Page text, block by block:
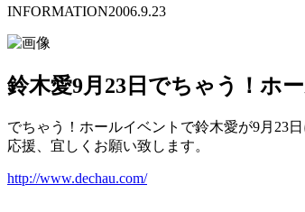
INFORMATION2006.9.23
鈴木愛9月23日でちゃう！ホ
でちゃう！ホールイベントで鈴木愛が9月23
応援、宜しくお願い致します。
http://www.dechau.com/